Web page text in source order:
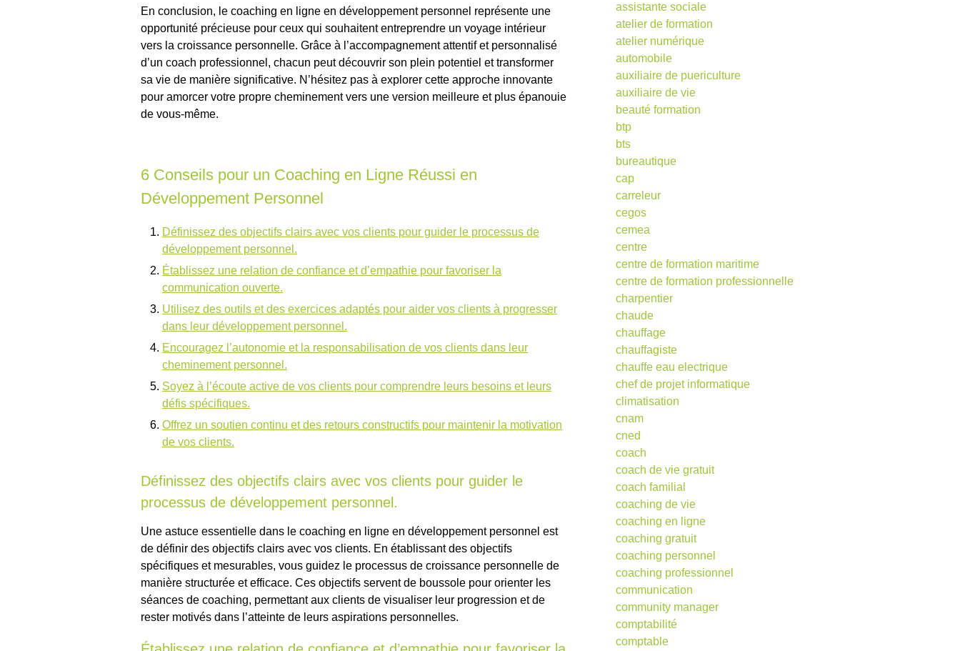
En conclusion, le coaching en ligne en développement personnel représente une
opportunité précieuse pour ceux qui souhaitent entreprendre un voyage intérieur
vers la croissance personnelle. Grâce à l’accompagnement attentif et personnalisé
d’un coach professionnel, chacun peut découvrir son plein potentiel et transformer
sa vie de manière significative. N’hésitez pas à explorer cette approche innovante
pour amorcer votre propre cheminement vers une version meilleure et plus épanouie
de vous-même.
6 Conseils pour un Coaching en Ligne Réussi en
Développement Personnel
Définissez des objectifs clairs avec vos clients pour guider le processus de
développement personnel.
Établissez une relation de confiance et d’empathie pour favoriser la
communication ouverte.
Utilisez des outils et des exercices adaptés pour aider vos clients à progresser
dans leur développement personnel.
Encouragez l’autonomie et la responsabilisation de vos clients dans leur
cheminement personnel.
Soyez à l’écoute active de vos clients pour comprendre leurs besoins et leurs
défis spécifiques.
Offrez un soutien continu et des retours constructifs pour maintenir la motivation
de vos clients.
Définissez des objectifs clairs avec vos clients pour guider le
processus de développement personnel.
Une astuce essentielle dans le coaching en ligne en développement personnel est
de définir des objectifs clairs avec vos clients. En établissant des objectifs
spécifiques et mesurables, vous guidez le processus de croissance personnelle de
manière structurée et efficace. Ces objectifs servent de boussole pour orienter les
séances de coaching, permettant aux clients de visualiser leur progression et de
rester motivés dans l’atteinte de leurs aspirations personnelles.
assistante sociale
atelier de formation
atelier numérique
automobile
auxiliaire de puericulture
auxiliaire de vie
beauté formation
btp
bts
bureautique
cap
carreleur
cegos
cemea
centre
centre de formation maritime
centre de formation professionnelle
charpentier
chaude
chauffage
chauffagiste
chauffe eau electrique
chef de projet informatique
climatisation
cnam
cned
coach
coach de vie gratuit
coach familial
coaching de vie
coaching en ligne
coaching gratuit
coaching personnel
coaching professionnel
communication
community manager
comptabilité
comptable